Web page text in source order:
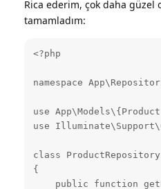
Rica ederim, çok daha güzel
tamamladım:
<?php
namespace
use
use
class ProductRepository
{
public function